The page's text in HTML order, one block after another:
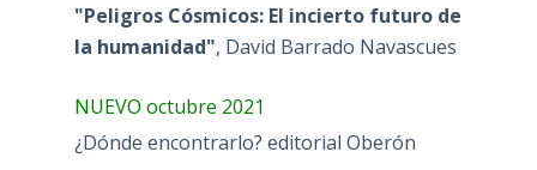
"Peligros Cósmicos: El incierto futuro de
la humanidad", David Barrado Navascues
NUEVO octubre 2021
¿Dónde encontrarlo? editorial Oberón